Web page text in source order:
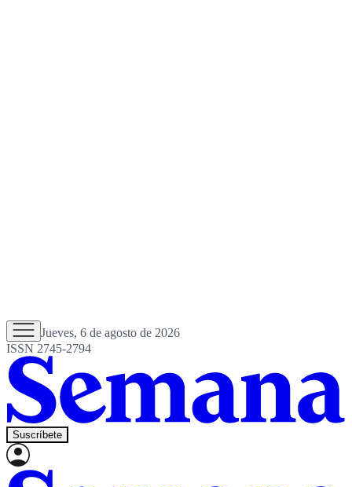
Jueves, 6 de agosto de 2026
ISSN 2745-2794
Suscríbete